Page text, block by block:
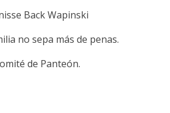
Back Wapinski
no sepa más de penas.
de Panteón.